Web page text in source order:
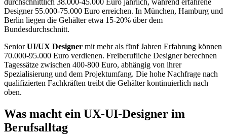
durchschnittlich 38.000-45.000 Euro jährlich, während erfahrene
Designer 55.000-75.000 Euro erreichen. In München, Hamburg und
Berlin liegen die Gehälter etwa 15-20% über dem
Bundesdurchschnitt.
SeniorUI/UX Designer mit mehr als fünf Jahren Erfahrung können
70.000-95.000 Euro verdienen. Freiberufliche Designer berechnen
Tagessätze zwischen 400-800 Euro, abhängig von ihrer
Spezialisierung und dem Projektumfang. Die hohe Nachfrage nach
qualifizierten Fachkräften treibt die Gehälter kontinuierlich nach
oben.
Was macht ein UX-UI-Designer im
Berufsalltag